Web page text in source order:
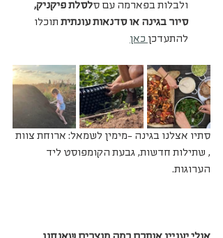
ולבלות בפארמה עם סלסלת פיקניק,
סיור בגינה או סדנאות עונתית תוכלו
להתעדכן כאן
סתיו אצלנו בגינה -מימין לשמאל: ארוחת צוות
, שתילות חדשות, גבעת הקומפוסט ליד
הערוגות.